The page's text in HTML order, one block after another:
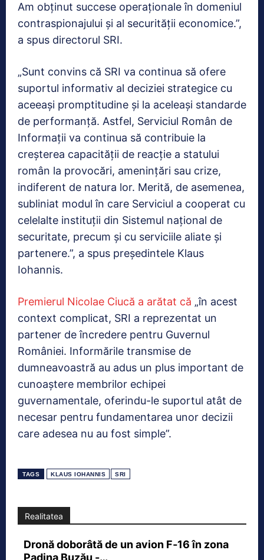
Am obținut succese operaționale în domeniul
contraspionajului și al securității economice.”,
a spus directorul SRI.
„Sunt convins că SRI va continua să ofere
suportul informativ al deciziei strategice cu
aceeași promptitudine și la aceleași standarde
de performanță. Astfel, Serviciul Român de
Informații va continua să contribuie la
creșterea capacității de reacție a statului
român la provocări, amenințări sau crize,
indiferent de natura lor. Merită, de asemenea,
subliniat modul în care Serviciul a cooperat cu
celelalte instituții din Sistemul național de
securitate, precum și cu serviciile aliate și
partenere.”, a spus președintele Klaus
Iohannis.
Premierul Nicolae Ciucă a arătat că „în acest
context complicat, SRI a reprezentat un
partener de încredere pentru Guvernul
României. Informările transmise de
dumneavoastră au adus un plus important de
cunoaștere membrilor echipei
guvernamentale, oferindu-le suportul atât de
necesar pentru fundamentarea unor decizii
care adesea nu au fost simple”.
TAGS KLAUS IOHANNIS SRI
Realitatea
Dronă doborâtă de un avion F‑16 în zona